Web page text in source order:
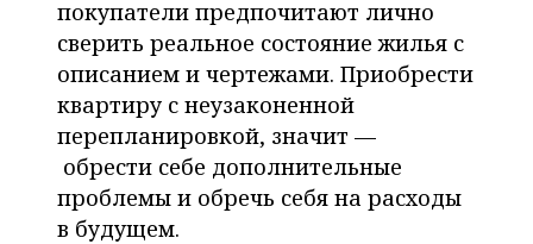
покупатели предпочитают лично
сверить реальное состояние жилья с
описанием и чертежами. Приобрести
квартиру с неузаконенной
перепланировкой, значит —
обрести себе дополнительные
проблемы и обречь себя на расходы
в будущем.